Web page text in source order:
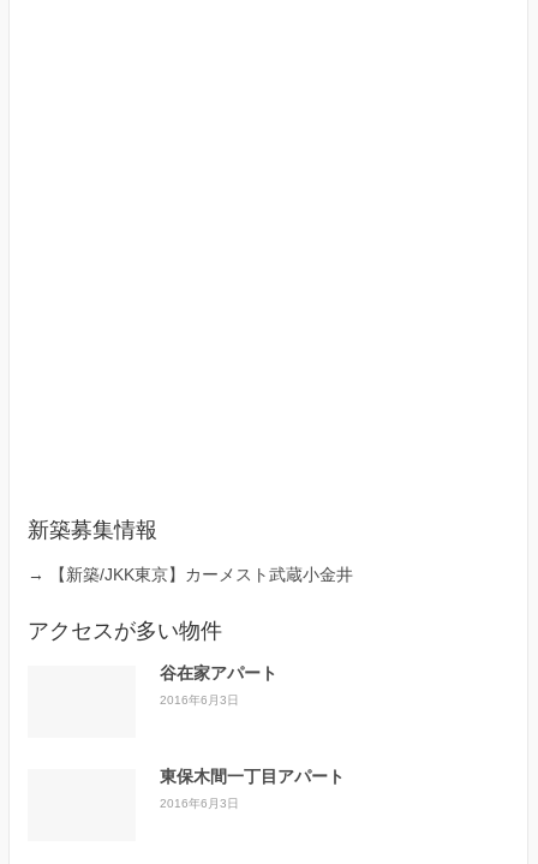
新築募集情報
→ 【新築/JKK東京】カーメスト武蔵小金井
アクセスが多い物件
谷在家アパート
2016年6月3日
東保木間一丁目アパート
2016年6月3日